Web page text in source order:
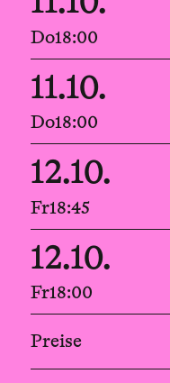
Do18:00
11.10.
Do18:00
12.10.
Fr18:45
12.10.
Fr18:00
Preise